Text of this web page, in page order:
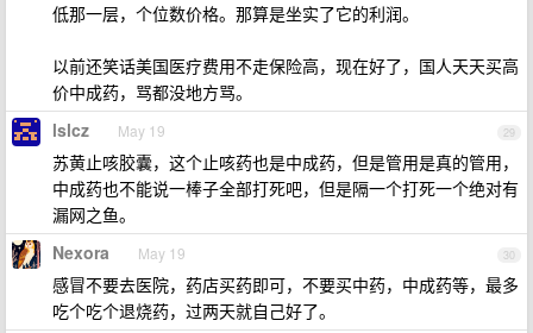
低那一层，个位数价格。那算是坐实了它的利润。
以前还笑话美国医疗费用不走保险高，现在好了，国人天天买高
价中成药，骂都没地方骂。
29
lslcz May 19
苏黄止咳胶囊，这个止咳药也是中成药，但是管用是真的管用，
中成药也不能说一棒子全部打死吧，但是隔一个打死一个绝对有
漏网之鱼。
30
Nexora May 19
感冒不要去医院，药店买药即可，不要买中药，中成药等，最多
吃个吃个退烧药，过两天就自己好了。